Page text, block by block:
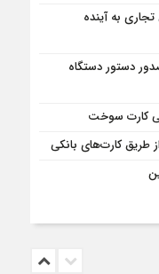
به آینده
صدور دستور دستگاه
طریق کارت‌های بانکی